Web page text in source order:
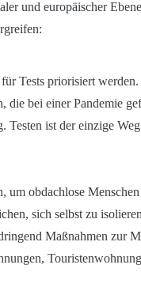
und europäischer
Tests priorisiert
die bei einer Pandemie
ist der einzige
obdachlose Menschen
sich selbst zu
Maßnahmen zur